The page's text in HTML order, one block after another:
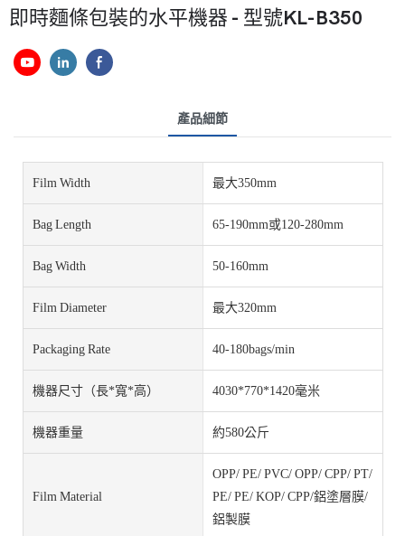
即時麵條包裝的水平機器 - 型號KL-B350
產品細節
Film Width 最大350mm
Bag Length 65-190mm或120-280mm
Bag Width 50-160mm
Film Diameter 最大320mm
Packaging Rate 40-180bags/min
機器尺寸（長*寬*高） 4030*770*1420毫米
機器重量 約580公斤
Film Material
OPP/ PE/ PVC/ OPP/ CPP/ PT/
PE/ PE/ KOP/ CPP/鋁塗層膜/
鋁製膜